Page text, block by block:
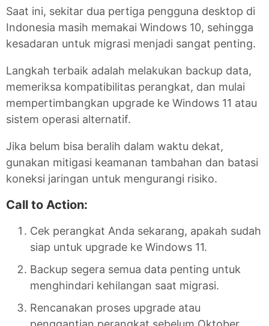
Saat ini, sekitar dua pertiga pengguna desktop di
Indonesia masih memakai Windows 10, sehingga
kesadaran untuk migrasi menjadi sangat penting.
Langkah terbaik adalah melakukan backup data,
memeriksa kompatibilitas perangkat, dan mulai
mempertimbangkan upgrade ke Windows 11 atau
sistem operasi alternatif.
Jika belum bisa beralih dalam waktu dekat,
gunakan mitigasi keamanan tambahan dan batasi
koneksi jaringan untuk mengurangi risiko.
Call to Action:
Cek perangkat Anda sekarang, apakah sudah
siap untuk upgrade ke Windows 11.
Backup segera semua data penting untuk
menghindari kehilangan saat migrasi.
Rencanakan proses upgrade atau